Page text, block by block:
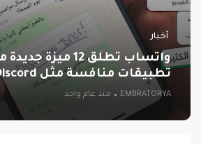
أخبار
واتساب تطلق 12
تطبيقات منافسة مثل Discord وTelegram
EMBRATORYA منذ عام واحد